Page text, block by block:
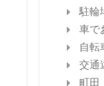
駐輪
車で
自転
交通
町田